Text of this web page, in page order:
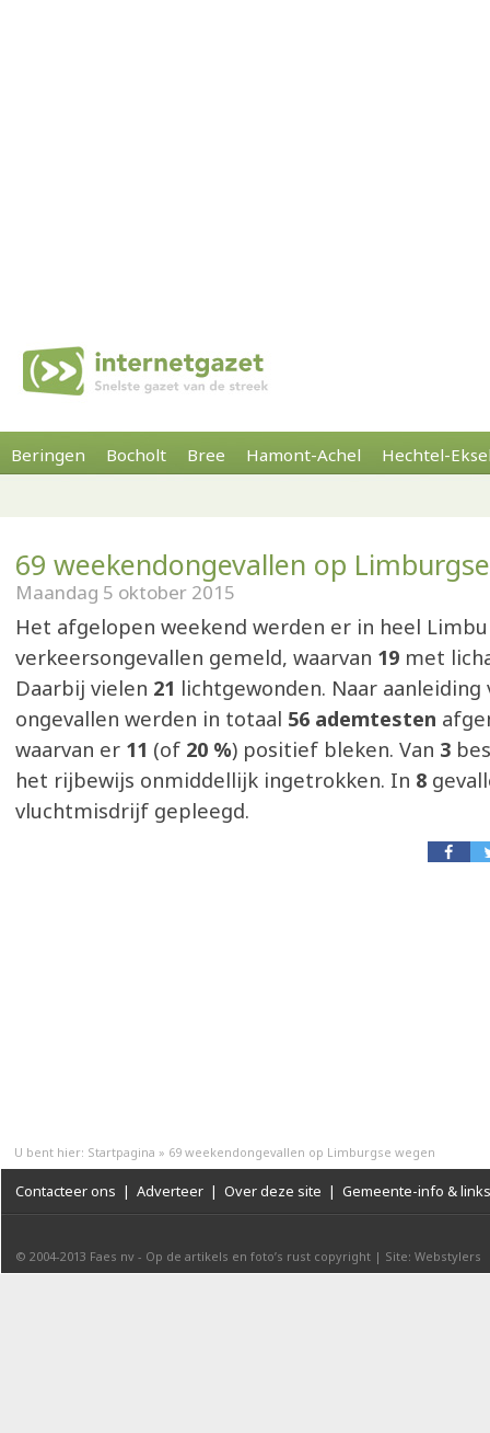
Beringen Bocholt Bree Hamont-Achel Hechtel-
69 weekendongevallen op
Maandag 5 oktober 2015
Het afgelopen weekend werden er in heel
verkeersongevallen gemeld, waarvan 19 met
Daarbij vielen 21 lichtgewonden. Naar aanleiding
ongevallen werden in totaal 56 ademtesten
waarvan er 11 (of 20 %) positief bleken. Van 3
het rijbewijs onmiddellijk ingetrokken. In 8
vluchtmisdrijf gepleegd.
U bent hier: Startpagina » 69 weekendongevallen op Limburgse wegen
Contacteer ons | Adverteer | Over deze site | Gemeente-info & links
© 2004-2013 Faes nv - Op de artikels en foto’s rust copyright | Site: Webstylers